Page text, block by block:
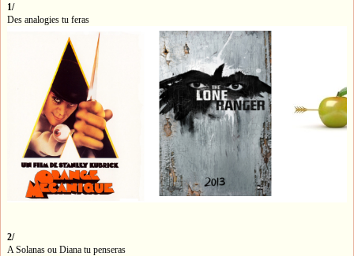
1/
Des analogies tu feras
2/
A Solanas ou Diana tu penseras